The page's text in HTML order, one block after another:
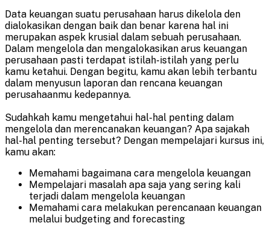
Data keuangan suatu perusahaan harus dikelola den
dialokasikan dengan baik dan benar karena hal ini
merupakan aspek krusial dalam sebuah perusahaan.
Dalam mengelola dan mengalokasikan arus keuangan
perusahaan pasti terdapat istilah-istilah yang perlu
kamu ketahui. Dengan begitu, kamu akan lebih terbantu
dalam menyusun laporan dan rencana keuangan
perusahaanmu kedepannya.
Sudahkah kamu mengetahui hal-hal penting dalam
mengelola dan merencanakan keuangan? Apa sajakah
hal-hal penting tersebut? Dengan mempelajari kursus ini,
kamu akan:
Memahami bagaimana cara mengelola keuangan
Mempelajari masalah apa saja yang sering kali
terjadi dalam mengelola keuangan
Memahami cara melakukan perencanaan keuangan
melalui budgeting and forecasting